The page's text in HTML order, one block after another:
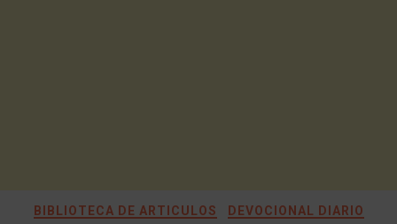
BIBLIOTECA DE ARTICULOS DEVOCIONAL DIARIO